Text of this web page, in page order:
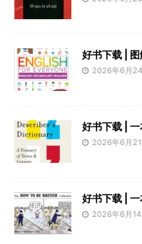
好书下载 |
2026年6月
好书下载 |
2026年6月21
好书下载 |
2026年6月14